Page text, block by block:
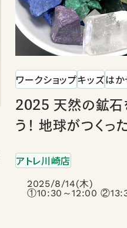
ワークショップキッズはか
2025 天然の鉱石
う！ 地球がつくっ
アトレ川崎店
2025/8/14(木)
①10:30～12:00